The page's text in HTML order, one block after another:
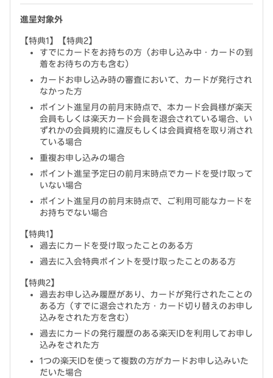
進呈対象外
【特典1】【特典2】
すでにカードをお持ちの方（お申し込み中・カードの到
着をお待ちの方も含む）
カードお申し込み時の審査において、カードが発行され
なかった方
ポイント進呈月の前月末時点で、本カード会員様が楽天
会員もしくは楽天カード会員を退会されている場合、い
ずれかの会員規約に違反もしくは会員資格を取り消され
ている場合
重複お申し込みの場合
ポイント進呈予定日の前月末時点でカードを受け取って
いない場合
ポイント進呈月の前月末時点で、ご利用可能なカードを
お持ちでない場合
【特典1】
過去にカードを受け取ったことのある方
過去に入会特典ポイントを受け取ったことのある方
【特典2】
過去お申し込み履歴があり、カードが発行されたことの
ある方（すでに退会された方・カード切り替えのお申し
込みをされた方を含む）
過去にカードの発行履歴のある楽天IDを利用してお申し
込みをされた方
1つの楽天IDを使って複数の方がカードお申し込みいた
だいた場合